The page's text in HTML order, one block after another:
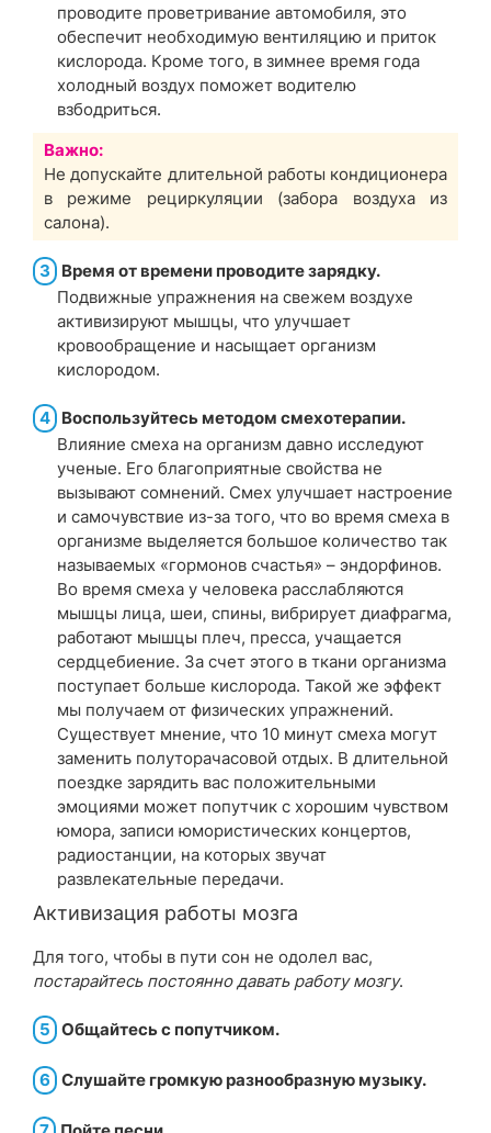
проводите проветривание автомобиля, это
обеспечит необходимую вентиляцию и приток
кислорода. Кроме того, в зимнее время года
холодный воздух поможет водителю
взбодриться.
Важно:
Не допускайте длительной работы кондиционера
в режиме рециркуляции (забора воздуха из
салона).
3
Время от времени проводите зарядку.
Подвижные упражнения на свежем воздухе
активизируют мышцы, что улучшает
кровообращение и насыщает организм
кислородом.
4 Воспользуйтесь методом смехотерапии.
Влияние смеха на организм давно исследуют
ученые. Его благоприятные свойства не
вызывают сомнений. Смех улучшает настроение
и самочувствие из-за того, что во время смеха в
организме выделяется большое количество так
называемых «гормонов счастья» – эндорфинов.
Во время смеха у человека расслабляются
мышцы лица, шеи, спины, вибрирует диафрагма,
работают мышцы плеч, пресса, учащается
сердцебиение. За счет этого в ткани организма
поступает больше кислорода. Такой же эффект
мы получаем от физических упражнений.
Существует мнение, что 10 минут смеха могут
заменить полуторачасовой отдых. В длительной
поездке зарядить вас положительными
эмоциями может попутчик с хорошим чувством
юмора, записи юмористических концертов,
радиостанции, на которых звучат
развлекательные передачи.
Активизация работы мозга
Для того, чтобы в пути сон не одолел вас,
постарайтесь постоянно давать работу мозгу.
5 Общайтесь с попутчиком.
6 Слушайте громкую разнообразную музыку.